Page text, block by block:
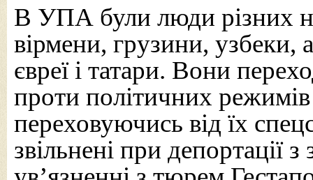
В УПА були люди різних
вірмени, грузини, узбеки,
євреї і татари. Вони
проти політичних
переховуючись від їх
звільнені при депортації